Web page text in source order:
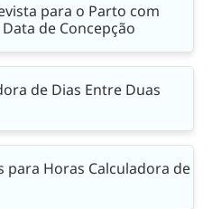
para o Parto com
Data de Concepção
de Dias Entre Duas
para Horas Calculadora de